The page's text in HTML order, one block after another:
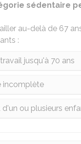
sédentaire
au-delà de 67
:
jusqu'à 70 ans
incomplète
ou plusieurs